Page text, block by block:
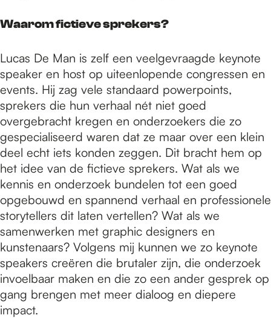
Waarom fictieve sprekers?
Lucas De Man is zelf een veelgevraagde keynote
speaker en host op uiteenlopende congressen en
events. Hij zag vele standaard powerpoints,
sprekers die hun verhaal nét niet goed
overgebracht kregen en onderzoekers die zo
gespecialiseerd waren dat ze maar over een klein
deel echt iets konden zeggen. Dit bracht hem op
het idee van de fictieve sprekers. Wat als we
kennis en onderzoek bundelen tot een goed
opgebouwd en spannend verhaal en professionele
storytellers dit laten vertellen? Wat als we
samenwerken met graphic designers en
kunstenaars? Volgens mij kunnen we zo keynote
speakers creëren die brutaler zijn, die onderzoek
invoelbaar maken en die zo een ander gesprek op
gang brengen met meer dialoog en diepere
impact.